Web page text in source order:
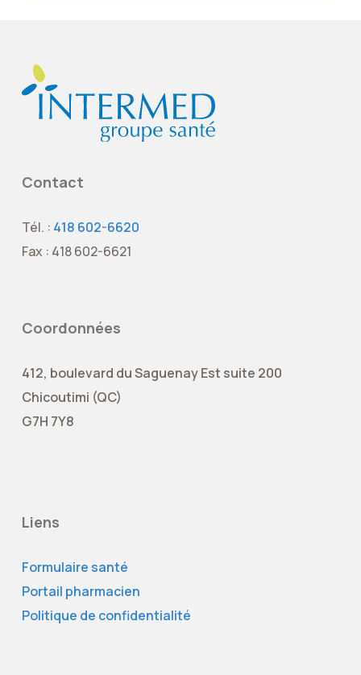
Contact
Tél. : 418 602-6620
Fax : 418 602-6621
Coordonnées
412, boulevard du Saguenay Est suite 200
Chicoutimi (QC)
G7H 7Y8
Liens
Formulaire santé
Portail pharmacien
Politique de confidentialité